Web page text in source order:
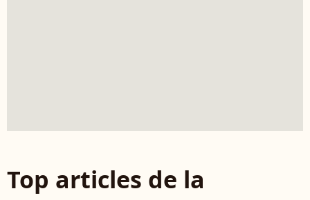
Top articles de la